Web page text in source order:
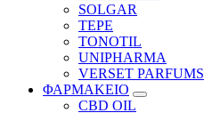
SOLGAR
TEPE
TONOTIL
UNIPHARMA
VERSET PARFUMS
ΦΑΡΜΑΚΕΙΟ
CBD OIL